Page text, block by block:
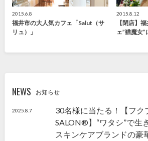
2015.6.8
福井市の大人気カフェ「Salut（サ
リュ）」
2015.8.12
【閉店】
ェ”猫魔女”
NEWS お知らせ
2025.8.7
30名様に当たる！【フク
SALON®】“ワタシ”で生
スキンケアブランドの豪